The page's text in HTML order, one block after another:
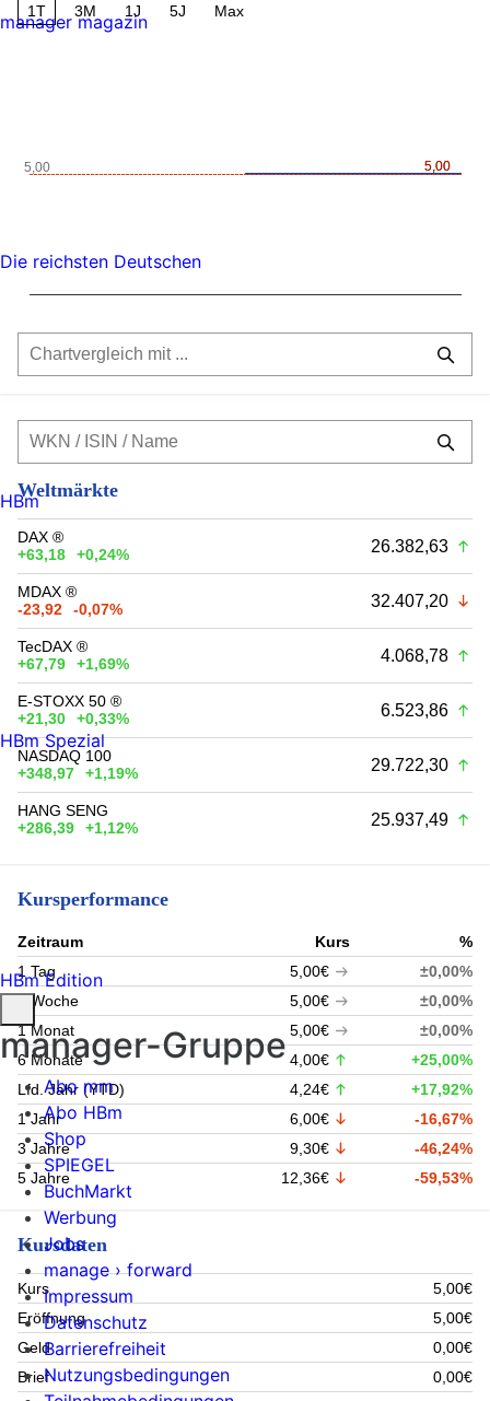
1T 3M 1J 5J Max
5,00
5,00
5,00
Weltmärkte
DAX ®
+63,18
+0,24% 26.382,63
MDAX ®
-23,92
-0,07% 32.407,20
TecDAX ®
+67,79
+1,69% 4.068,78
E-STOXX 50 ®
+21,30
+0,33% 6.523,86
NASDAQ 100
+348,97
+1,19% 29.722,30
HANG SENG
+286,39
+1,12% 25.937,49
Kursperformance
Zeitraum Kurs
%
1 Tag
5,00€
±0,00%
1 Woche
5,00€
±0,00%
1 Monat
5,00€
±0,00%
6 Monate
4,00€
+25,00%
Lfd. Jahr (YTD)
4,24€
+17,92%
1 Jahr
6,00€
-16,67%
3 Jahre
9,30€
-46,24%
5 Jahre
12,36€ -59,53%
Kursdaten
Kurs
5,00€
Eröffnung
5,00€
Geld
0,00€
Brief
0,00€
manager magazin
Die reichsten Deutschen
HBm
HBm Spezial
HBm Edition
manager-Gruppe
Abo mm
Abo HBm
Shop
SPIEGEL
BuchMarkt
Werbung
Jobs
manage › forward
Impressum
Datenschutz
Barrierefreiheit
Nutzungsbedingungen